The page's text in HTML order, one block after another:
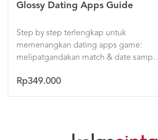
Glossy Dating Apps Guide
Step by step terlengkap untuk
memenangkan dating apps game:
melipatgandakan match & date sampai
Rp349.000